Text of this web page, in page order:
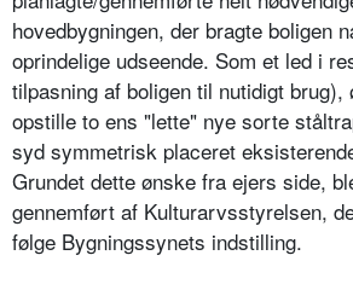
hovedbygningen, der bragte boligen
oprindelige udseende. Som et led i
tilpasning af boligen til nutidigt brug),
opstille to ens "lette" nye sorte
syd symmetrisk placeret
Grundet dette ønske fra ejers side,
gennemført af Kulturarvsstyrelsen,
følge Bygningssynets indstilling.